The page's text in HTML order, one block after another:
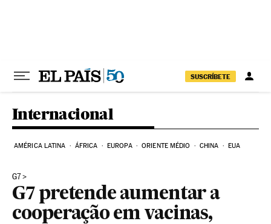
SUSCRÍBETE
Internacional
AMÉRICA LATINA ÁFRICA EUROPA ORIENTE MÉDIO CHINA EUA
G7
G7 pretende aumentar a
cooperação em vacinas,